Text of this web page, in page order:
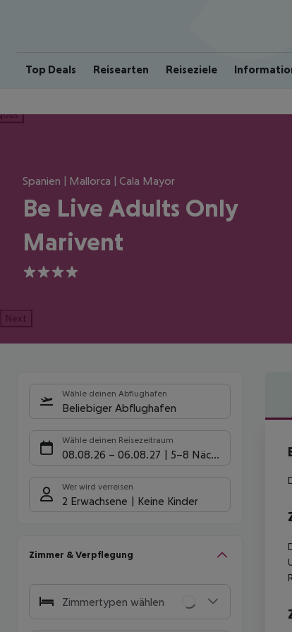
Top Deals Reisearten Reiseziele
Spanien | Mallorca | Cala Mayor
Be Live Adults Only
Marivent
4
Next
Wähle deinen Abflughafen
Beliebiger Abflughafen
Wähle deinen Reisezeitraum
08.08.26 – 06.08.27 5-8 Nächte
Wer wird verreisen
2 Erwachsene Keine Kinder
Zimmer & Verpflegung
Zimmertypen wählen